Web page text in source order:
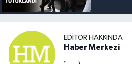
EDITÖR HAKKINDA
Haber Merkezi